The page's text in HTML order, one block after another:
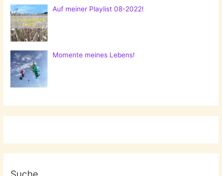
Auf meiner Playlist 08-2022!
Momente meines Lebens!